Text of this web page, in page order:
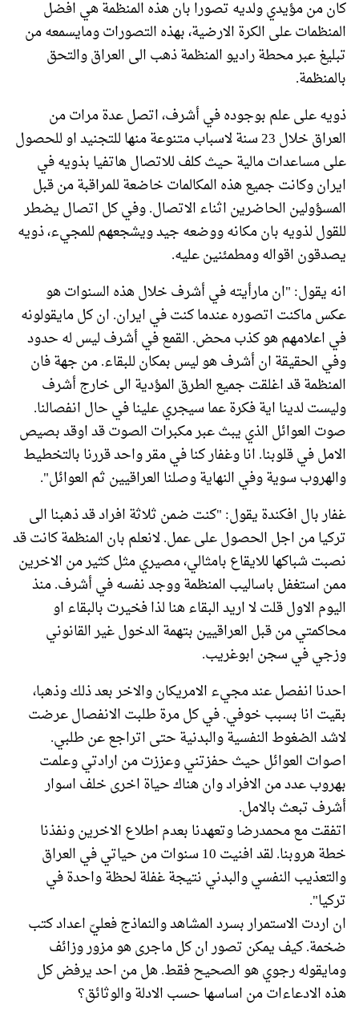
كان من مؤيدي ولديه تصورا بان هذه المنظمة هي افضل
المنظمات على الكرة الارضية، بهذه التصورات ومايسمعه من
تبليغ عبر محطة راديو المنظمة ذهب الى العراق والتحق
بالمنظمة.
ذويه على علم بوجوده في أشرف، اتصل عدة مرات من
العراق خلال 23 سنة لاسباب متنوعة منها للتجنيد او للحصول
على مساعدات مالية حيث كلف للاتصال هاتفيا بذويه في
ايران وكانت جميع هذه المكالمات خاضعة للمراقبة من قبل
المسؤولين الحاضرين اثناء الاتصال. وفي كل اتصال يضطر
للقول لذويه بان مكانه ووضعه جيد ويشجعهم للمجيء، ذويه
يصدقون اقواله ومطمئنين عليه.
انه يقول: "ان مارأيته في أشرف خلال هذه السنوات هو
عكس ماكنت اتصوره عندما كنت في ايران. ان كل مايقولونه
في اعلامهم هو كذب محض. القمع في أشرف ليس له حدود
وفي الحقيقة ان أشرف هو ليس بمكان للبقاء. من جهة فان
المنظمة قد اغلقت جميع الطرق المؤدية الى خارج أشرف
وليست لدينا اية فكرة عما سيجري علينا في حال انفصالنا.
صوت العوائل الذي يبث عبر مكبرات الصوت قد اوقد بصيص
الامل في قلوبنا. انا وغفار كنا في مقر واحد قررنا بالتخطيط
والهروب سوية وفي النهاية وصلنا العراقيين ثم العوائل".
غفار بال افكندة يقول: "كنت ضمن ثلاثة افراد قد ذهبنا الى
تركيا من اجل الحصول على عمل. لانعلم بان المنظمة كانت قد
نصبت شباكها للايقاع بامثالي، مصيري مثل كثير من الاخرين
ممن استغفل باساليب المنظمة ووجد نفسه في أشرف. منذ
اليوم الاول قلت لا اريد البقاء هنا لذا فخيرت بالبقاء او
محاكمتي من قبل العراقيين بتهمة الدخول غير القانوني
وزجي في سجن ابوغريب.
احدنا انفصل عند مجيء الامريكان والاخر بعد ذلك وذهبا،
بقيت انا بسبب خوفي. في كل مرة طلبت الانفصال عرضت
لاشد الضغوط النفسية والبدنية حتى اتراجع عن طلبي.
اصوات العوائل حيث حفزتني وعززت من ارادتي وعلمت
بهروب عدد من الافراد وان هناك حياة اخرى خلف اسوار
أشرف تبعث بالامل.
اتفقت مع محمدرضا وتعهدنا بعدم اطلاع الاخرين ونفذنا
خطة هروبنا. لقد افنيت 10 سنوات من حياتي في العراق
والتعذيب النفسي والبدني نتيجة غفلة لحظة واحدة في
تركيا".
ان اردت الاستمرار بسرد المشاهد والنماذج فعليّ اعداد كتب
ضخمة. كيف يمكن تصور ان كل ماجرى هو مزور وزائف
ومايقوله رجوي هو الصحيح فقط. هل من احد يرفض كل
هذه الادعاءات من اساسها حسب الادلة والوثائق؟